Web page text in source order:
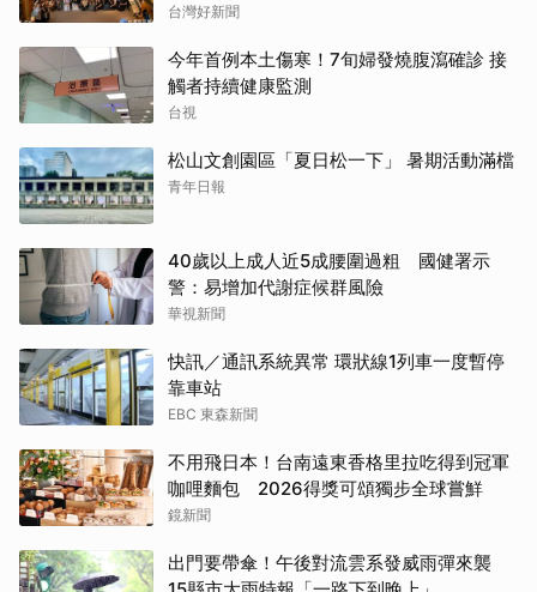
台灣好新聞
今年首例本土傷寒！7旬婦發燒腹瀉確診 接
觸者持續健康監測
台視
松山文創園區「夏日松一下」 暑期活動滿檔
青年日報
40歲以上成人近5成腰圍過粗 國健署示
警：易增加代謝症候群風險
華視新聞
快訊／通訊系統異常 環狀線1列車一度暫停
靠車站
EBC 東森新聞
不用飛日本！台南遠東香格里拉吃得到冠軍
咖哩麵包 2026得獎可頌獨步全球嘗鮮
鏡新聞
出門要帶傘！午後對流雲系發威雨彈來襲